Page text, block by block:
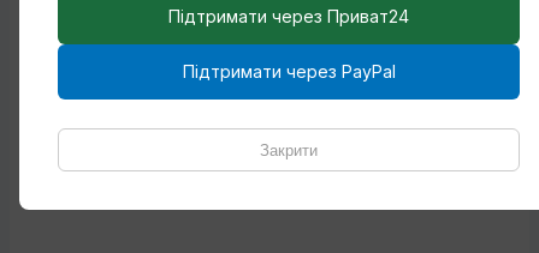
Підтримати через Приват24
Підтримати через PayPal
Закрити